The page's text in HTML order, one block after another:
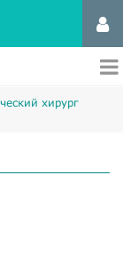
хирург